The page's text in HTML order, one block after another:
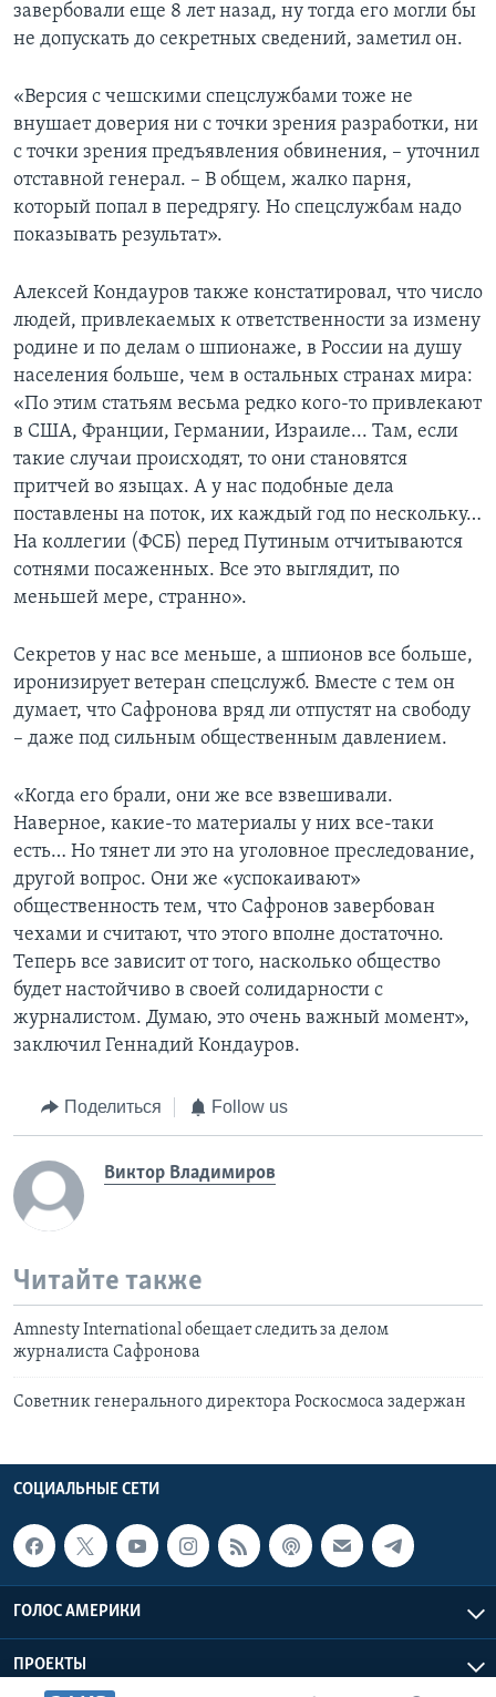
завербовали еще 8 лет назад, ну тогда его могли бы
не допускать до секретных сведений, заметил он.
«Версия с чешскими спецслужбами тоже не
внушает доверия ни с точки зрения разработки, ни
с точки зрения предъявления обвинения, – уточнил
отставной генерал. – В общем, жалко парня,
который попал в передрягу. Но спецслужбам надо
показывать результат».
Алексей Кондауров также констатировал, что число
людей, привлекаемых к ответственности за измену
родине и по делам о шпионаже, в России на душу
населения больше, чем в остальных странах мира:
«По этим статьям весьма редко кого-то привлекают
в США, Франции, Германии, Израиле... Там, если
такие случаи происходят, то они становятся
притчей во языцах. А у нас подобные дела
поставлены на поток, их каждый год по нескольку…
На коллегии (ФСБ) перед Путиным отчитываются
сотнями посаженных. Все это выглядит, по
меньшей мере, странно».
Секретов у нас все меньше, а шпионов все больше,
иронизирует ветеран спецслужб. Вместе с тем он
думает, что Сафронова вряд ли отпустят на свободу
– даже под сильным общественным давлением.
«Когда его брали, они же все взвешивали.
Наверное, какие-то материалы у них все-таки
есть… Но тянет ли это на уголовное преследование,
другой вопрос. Они же «успокаивают»
общественность тем, что Сафронов завербован
чехами и считают, что этого вполне достаточно.
Теперь все зависит от того, насколько общество
будет настойчиво в своей солидарности с
журналистом. Думаю, это очень важный момент»,
заключил Геннадий Кондауров.
Поделиться Follow us
Виктор Владимиров
Читайте также
Amnesty International обещает следить за делом
журналиста Сафронова
Советник генерального директора Роскосмоса задержан
СОЦИАЛЬНЫЕ СЕТИ
ГОЛОС АМЕРИКИ
ПРОЕКТЫ